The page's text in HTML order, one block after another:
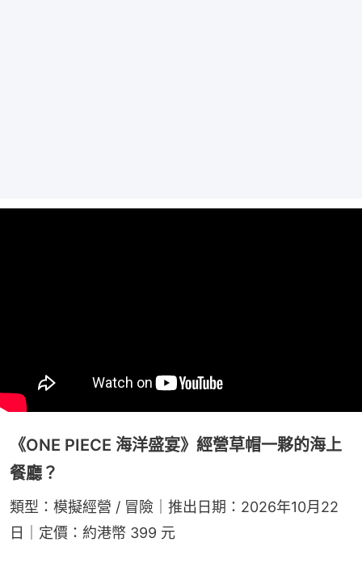
《ONE PIECE 海洋盛宴》經營草帽一夥的海上
餐廳？
類型：模擬經營 / 冒險｜推出日期：2026年10月22
日｜定價：約港幣 399 元